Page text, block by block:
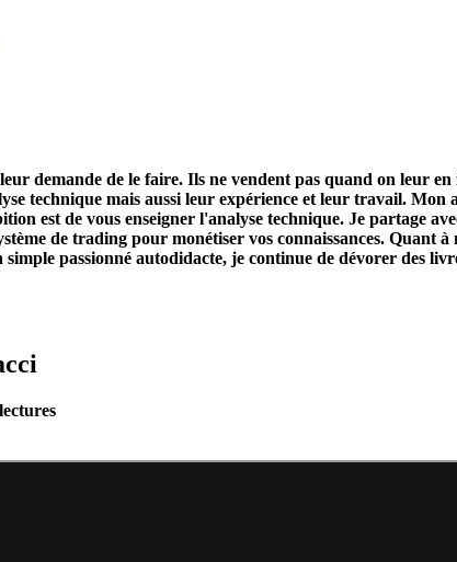
demande de le faire. Ils ne vendent pas quand on leur
technique mais aussi leur expérience et leur travail. Mon
est de vous enseigner l'analyse technique. Je partage
de trading pour monétiser vos connaissances.
passionné autodidacte, je continue de dévorer des